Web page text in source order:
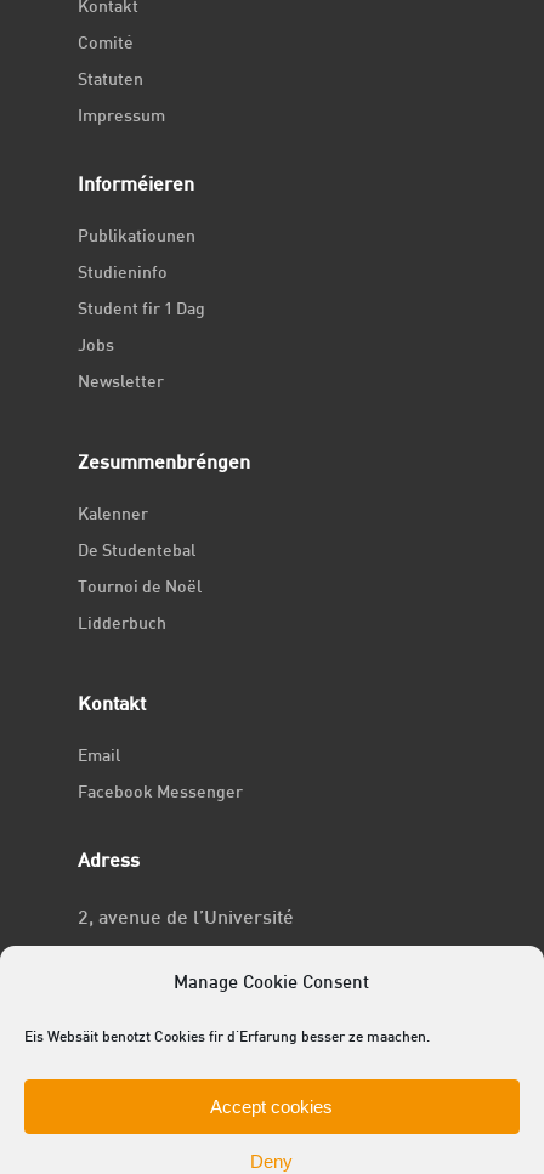
Manage Cookie Consent
Eis Websäit benotzt Cookies fir d'Erfarung besser ze maachen.
Accept cookies
Deny
Kontakt
Comité
Statuten
Impressum
Informéieren
Publikatiounen
Studieninfo
Student fir 1 Dag
Jobs
Newsletter
Zesummenbréngen
Kalenner
De Studentebal
Tournoi de Noël
Lidderbuch
Kontakt
Email
Facebook Messenger
Adress
2, avenue de l’Université
No RCSL